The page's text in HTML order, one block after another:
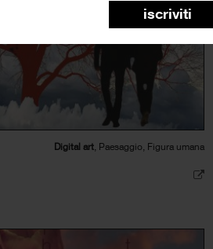
iscriviti
Digital art, Paesaggio, Figura umana